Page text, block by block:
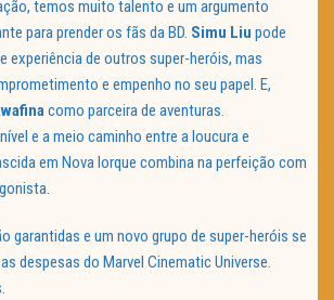
temos muito talento e um argumento
para prender os fãs da BD. Simu Liu pode
experiência de outros super-heróis, mas
e empenho no seu papel. E,
como parceira de aventuras.
e a meio caminho entre a loucura e
em Nova Iorque combina na perfeição com
garantidas e um novo grupo de super-heróis se
despesas do Marvel Cinematic Universe.